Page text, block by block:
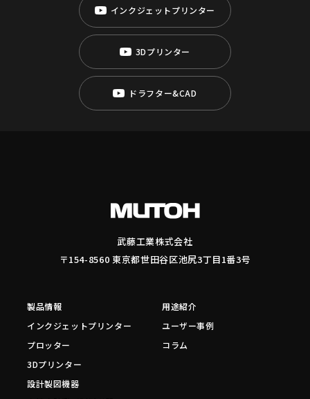
インクジェットプリンター
3Dプリンター
ドラフター&CAD
武藤工業株式会社
〒154-8560 東京都世田谷区池尻3丁目1番3号
製品情報
インクジェットプリンター
プロッター
3Dプリンター
設計製図機器
用途紹介
ユーザー事例
コラム